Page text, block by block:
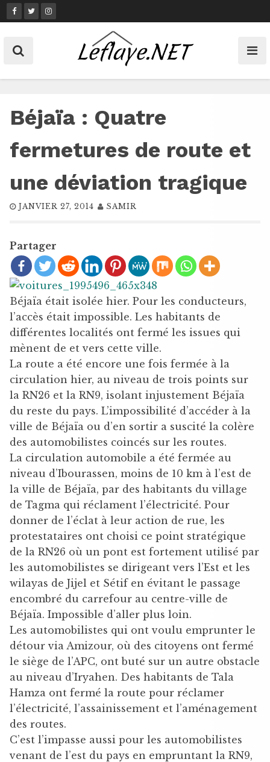
Skip
to
Béjaïa : Quatre
fermetures de route et
une déviation tragique
JANVIER 27, 2014 SAMIR
Partager
Béjaïa était isolée hier. Pour les conducteurs,
l’accès était impossible. Les habitants de
différentes localités ont fermé les issues qui
mènent de et vers cette ville.
La route a été encore une fois fermée à la
circulation hier, au niveau de trois points sur
la RN26 et la RN9, isolant injustement Béjaïa
du reste du pays. L’impossibilité d’accéder à la
ville de Béjaïa ou d’en sortir a suscité la colère
des automobilistes coincés sur les routes.
La circulation automobile a été fermée au
niveau d’Ibourassen, moins de 10 km à l’est de
la ville de Béjaïa, par des habitants du village
de Tagma qui réclament l’électricité. Pour
donner de l’éclat à leur action de rue, les
protestataires ont choisi ce point stratégique
de la RN26 où un pont est fortement utilisé par
les automobilistes se dirigeant vers l’Est et les
wilayas de Jijel et Sétif en évitant le passage
encombré du carrefour au centre-ville de
Béjaïa. Impossible d’aller plus loin.
Les automobilistes qui ont voulu emprunter le
détour via Amizour, où des citoyens ont fermé
le siège de l’APC, ont buté sur un autre obstacle
au niveau d’Iryahen. Des habitants de Tala
Hamza ont fermé la route pour réclamer
l’électricité, l’assainissement et l’aménagement
des routes.
C’est l’impasse aussi pour les automobilistes
venant de l’est du pays en empruntant la RN9,